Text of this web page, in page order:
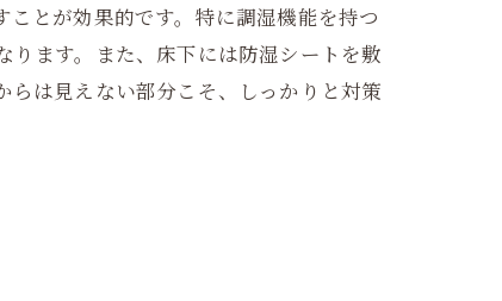
とが効果的です。特に調湿機能を持つ
ます。また、床下には防湿シートを敷
は見えない部分こそ、しっかりと対策